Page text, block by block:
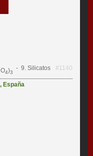
4)3
- 9. Silicatos #1140
,España